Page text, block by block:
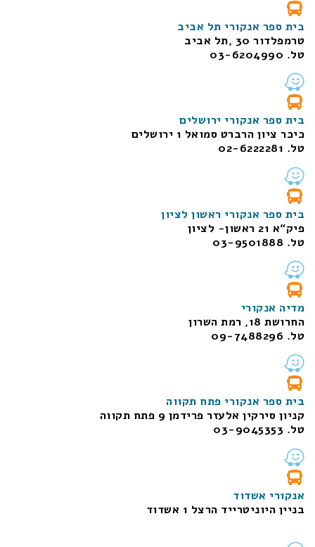
בית ספר אנקורי תל אביב
טרמפלדור 30 ,תל אביב
טל. 03-6204990
בית ספר אנקורי ירושלים
כיכר ציון הרברט סמואל 1
ירושלים
טל. 02-6222281
בית ספר אנקורי ראשון לציון
פיק“א 21 ראשון- לציון
טל. 03-9501888
מדיה אנקורי
החרושת 18, רמת השרון
טל. 09-7488296
בית ספר אנקורי פתח תקווה
קניון סירקין אלעזר פרידמן 9 פתח תקווה
טל. 03-9045353
אנקורי אשדוד
בניין היוניטרייד הרצל 1 אשדוד